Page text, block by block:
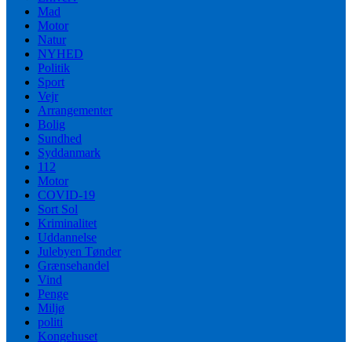
Mad
Motor
Natur
NYHED
Politik
Sport
Vejr
Arrangementer
Bolig
Sundhed
Syddanmark
112
Motor
COVID-19
Sort Sol
Kriminalitet
Uddannelse
Julebyen Tønder
Grænsehandel
Vind
Penge
Miljø
politi
Kongehuset